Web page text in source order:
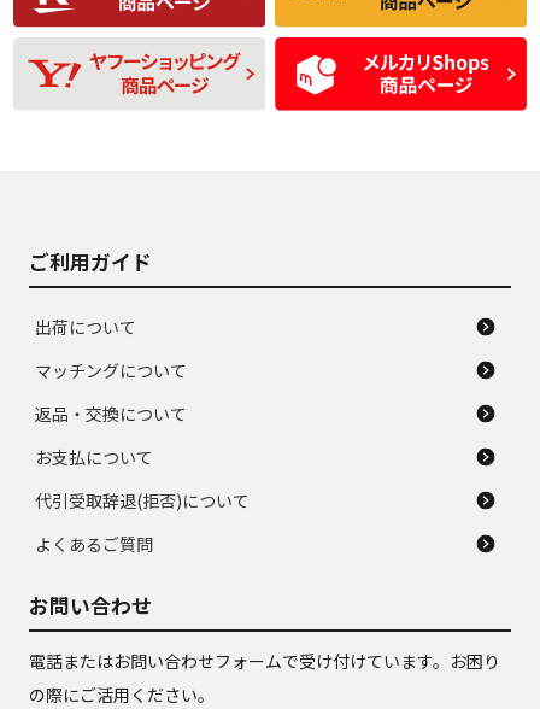
D
使用感や目立つ傷が
あり、一般的な中古
品
D
残り溝も少なく、偏
磨耗がみられ、短期
間使用できるくらい
の中古品
ご利用ガイド
出荷について
マッチングについて
返品・交換について
お支払について
代引受取辞退(拒否)について
よくあるご質問
お問い合わせ
電話またはお問い合わせフォームで受け付けています。お困り
の際にご活用ください。